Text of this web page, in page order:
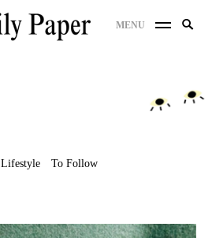
MENU
Lifestyle To Follow
Search